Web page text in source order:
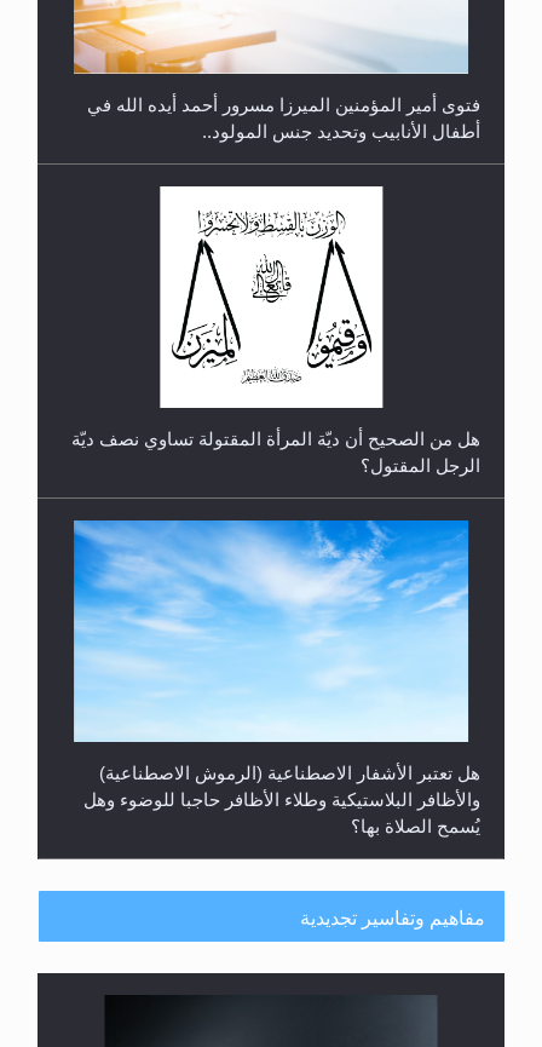
رأيٌ في لغة المسيح الموعود عليه السلام.. 4...
فتوى أمير المؤمنين الميرزا مسرور أحمد أيده الله في
أطفال الأنابيب وتحديد جنس المولود..
هل من الصحيح أن ديّة المرأة المقتولة تساوي نصف ديّة
الرجل المقتول؟
هل تعتبر الأشفار الاصطناعية (الرموش الاصطناعية)
والأظافر البلاستيكية وطلاء الأظافر حاجبا للوضوء وهل
يُسمح الصلاة بها؟
مفاهيم وتفاسير تجديدية